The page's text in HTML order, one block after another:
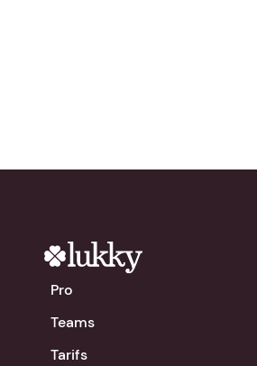
Pro
Teams
Tarifs